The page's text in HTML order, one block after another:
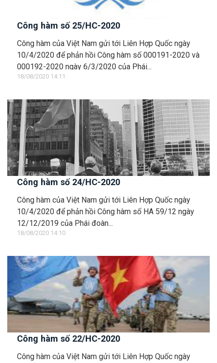
Công hàm số 25/HC-2020
Công hàm của Việt Nam gửi tới Liên Hợp Quốc ngày
10/4/2020 để phản hồi Công hàm số 000191-2020 và
000192-2020 ngày 6/3/2020 của Phái...
18/08/2020 14:11
Công hàm số 24/HC-2020
Công hàm của Việt Nam gửi tới Liên Hợp Quốc ngày
10/4/2020 để phản hồi Công hàm số HA 59/12 ngày
12/12/2019 của Phái đoàn...
18/08/2020 14:10
Công hàm số 22/HC-2020
Công hàm của Việt Nam gửi tới Liên Hợp Quốc ngày